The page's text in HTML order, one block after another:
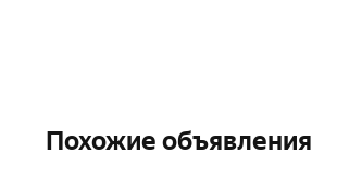
Похожие объявления